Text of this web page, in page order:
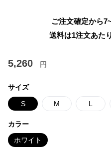
ご注文確定から
送料は1注文あたり
5,260 円
サイズ
S M L
カラー
ホワイト